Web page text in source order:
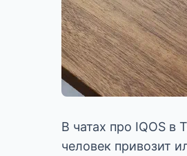
В чатах про IQOS в
человек привозит